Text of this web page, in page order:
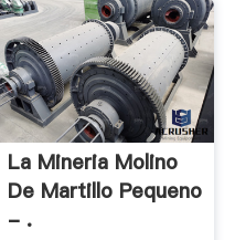
La Mineria Molino
De Martillo Pequeno
- .